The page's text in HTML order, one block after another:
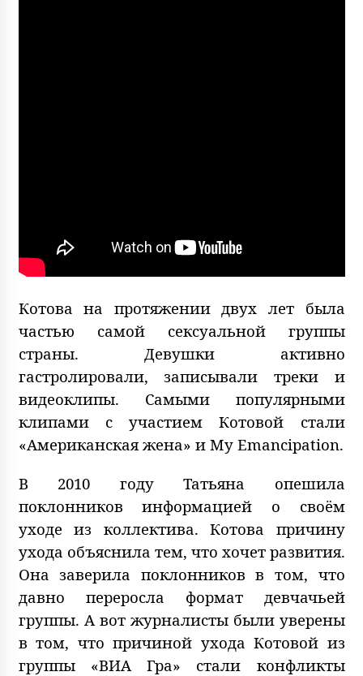
Котова на протяжении двух лет была
частью самой сексуальной группы
страны. Девушки активно
гастролировали, записывали треки и
видеоклипы. Самыми популярными
клипами с участием Котовой стали
«Американская жена» и My Emancipation.
В 2010 году Татьяна опешила
поклонников информацией о своём
уходе из коллектива. Котова причину
ухода объяснила тем, что хочет развития.
Она заверила поклонников в том, что
давно переросла формат девчачьей
группы. А вот журналисты были уверены
в том, что причиной ухода Котовой из
группы «ВИА Гра» стали конфликты